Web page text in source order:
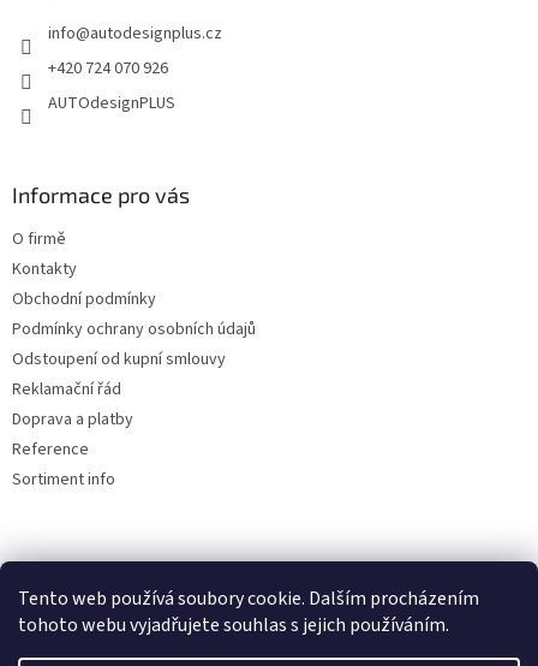
Tento web používá soubory cookie. Dalším procházením
tohoto webu vyjadřujete souhlas s jejich používáním.
info@autodesignplus.cz
+420 724 070 926
AUTOdesignPLUS
Informace pro vás
O firmě
Kontakty
Obchodní podmínky
Podmínky ochrany osobních údajů
Odstoupení od kupní smlouvy
Reklamační řád
Doprava a platby
Reference
Sortiment info
Reklamační řád